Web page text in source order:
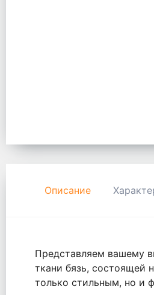
Описание
Представляем вашему
ткани бязь, состоящей
только стильным, но и